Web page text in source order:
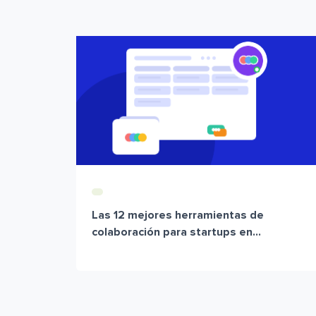
Las 12 mejores herramientas de
colaboración para startups en...